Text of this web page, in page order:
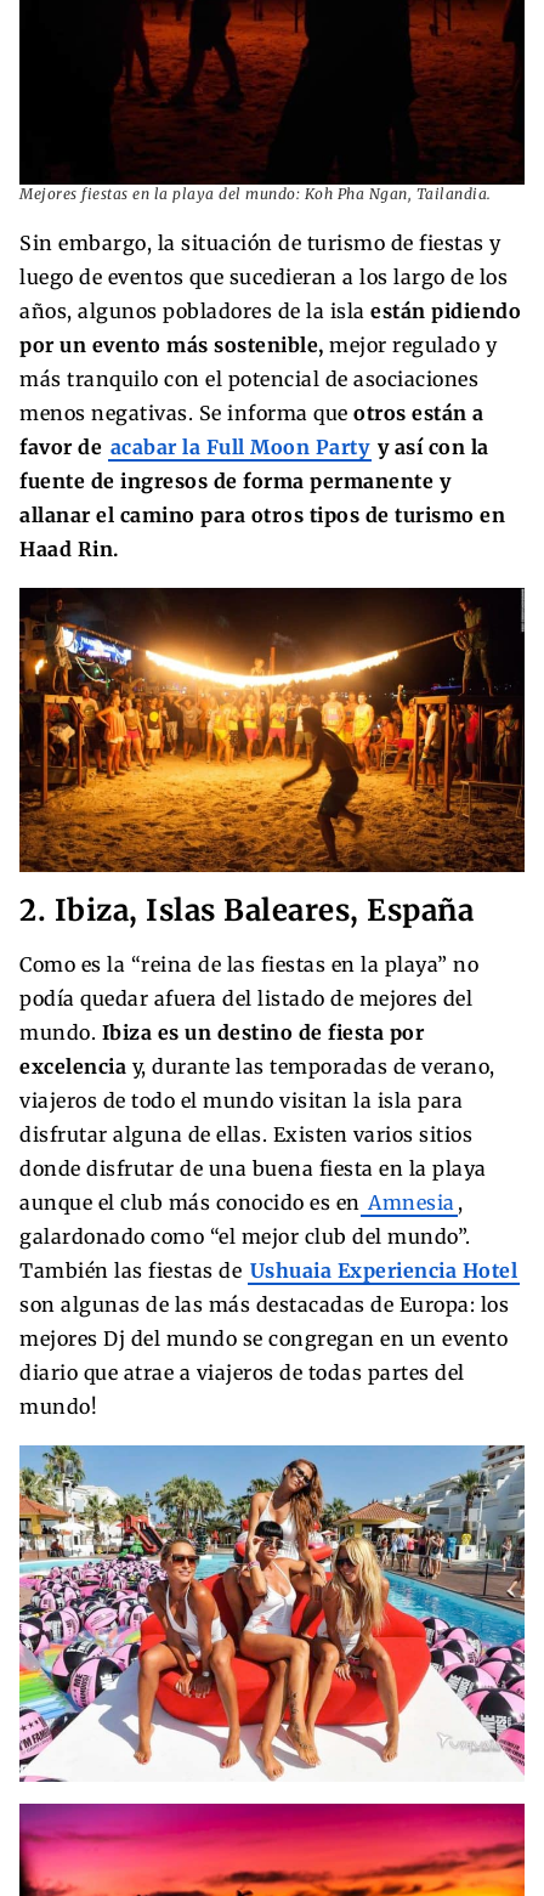
Mejores fiestas en la playa del mundo: Koh Pha Ngan, Tailandia.
Sin embargo, la situación de turismo de fiestas y
luego de eventos que sucedieran a los largo de los
años, algunos pobladores de la isla están pidiendo
por un evento más sostenible, mejor regulado y
más tranquilo con el potencial de asociaciones
menos negativas. Se informa que otros están a
favor de acabar la Full Moon Party y así con la
fuente de ingresos de forma permanente y
allanar el camino para otros tipos de turismo en
Haad Rin.
2. Ibiza, Islas Baleares, España
Como es la “reina de las fiestas en la playa” no
podía quedar afuera del listado de mejores del
mundo. Ibiza es un destino de fiesta por
excelencia y, durante las temporadas de verano,
viajeros de todo el mundo visitan la isla para
disfrutar alguna de ellas. Existen varios sitios
donde disfrutar de una buena fiesta en la playa
aunque el club más conocido es en Amnesia ,
galardonado como “el mejor club del mundo”.
También las fiestas de Ushuaia Experiencia Hotel
son algunas de las más destacadas de Europa: los
mejores Dj del mundo se congregan en un evento
diario que atrae a viajeros de todas partes del
mundo!